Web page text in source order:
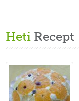
Heti Recept